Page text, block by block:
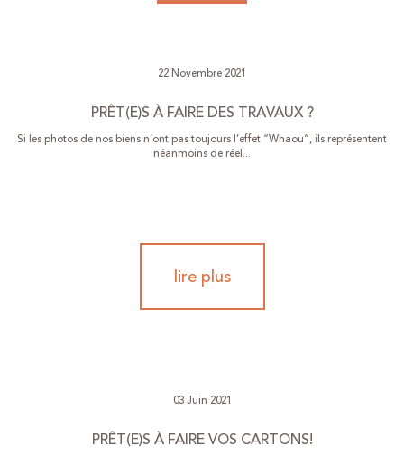
22 Novembre 2021
PRÊT(E)S À FAIRE DES TRAVAUX ?
Si les photos de nos biens n’ont pas toujours l’effet “Whaou”, ils représentent
néanmoins de réel...
lire plus
03 Juin 2021
PRÊT(E)S À FAIRE VOS CARTONS!